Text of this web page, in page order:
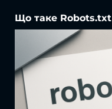
Що таке Robots.txt